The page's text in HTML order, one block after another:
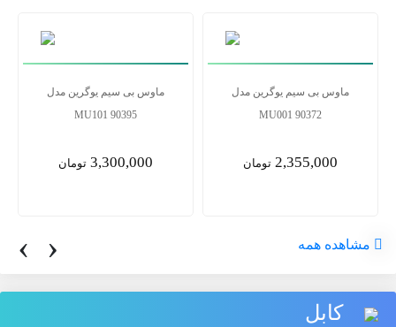
ماوس بی سیم یوگرین مدل
MU101 90395
3,300,000 تومان
ماوس بی سیم یوگرین مدل
MU001 90372
2,355,000 تومان
‹ › مشاهده همه
کابل